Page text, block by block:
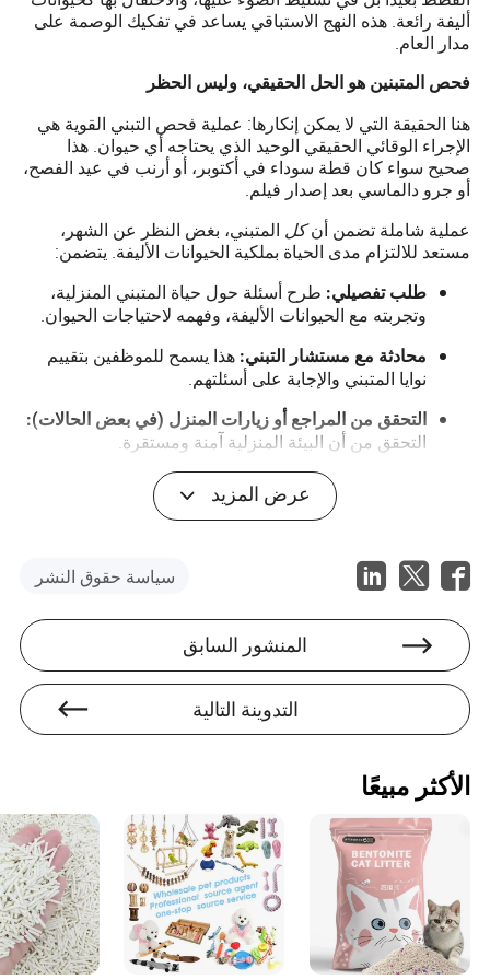
أليفة رائعة. هذه النهج الاستباقي يساعد في تفكيك الوصمة على
مدار العام.
فحص المتبنين هو الحل الحقيقي، وليس الحظر
هنا الحقيقة التي لا يمكن إنكارها: عملية فحص التبني القوية هي
الإجراء الوقائي الحقيقي الوحيد الذي يحتاجه أي حيوان. هذا
صحيح سواء كان قطة سوداء في أكتوبر، أو أرنب في عيد الفصح،
أو جرو دالماسي بعد إصدار فيلم.
عملية شاملة تضمن أنكل المتبني، بغض النظر عن الشهر،
مستعد للالتزام مدى الحياة بملكية الحيوانات الأليفة. يتضمن:
طلب تفصيلي: طرح أسئلة حول حياة المتبني المنزلية،
وتجربته مع الحيوانات الأليفة، وفهمه لاحتياجات الحيوان.
محادثة مع مستشار التبني:هذا يسمح للموظفين بتقييم
نوايا المتبني والإجابة على أسئلتهم.
التحقق من المراجع أو زيارات المنزل (في بعض الحالات):
التحقق من أن البيئة المنزلية آمنة ومستقرة.
أي شخص لديه نوايا قاسية من غير المرجح أن يجتاز هذا المستوى
من التدقيق. عملية الفحص الجيدة تحمي جميع الحيوانات، كل يوم
من السنة. معاقبة المتبنين المسؤولين والقطط المستحقة بحظر
العثور على منازل رائعة.
اكتشف السحر الفريد لتبني قطة سوداء.
التركيز على الأساطير السلبية يضر هذه القطط بشكل كبير. يجب
أن تكون المحادثة حول لماذالا ينبغيالخوف منهم؛ يجب أن يكون
الأمر حول لماذايجبالسعي بنشاط للحصول على واحدة. اختيار
عرض المزيد
سياسة حقوق النشر
المنشور السابق
التدوينة التالية
الأكثر مبيعًا